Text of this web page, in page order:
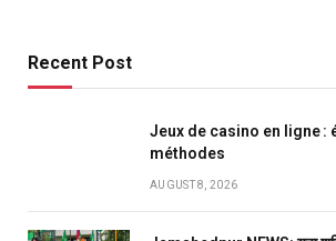
Recent Post
Jeux de casino en ligne :
méthodes
AUGUST 8, 2026